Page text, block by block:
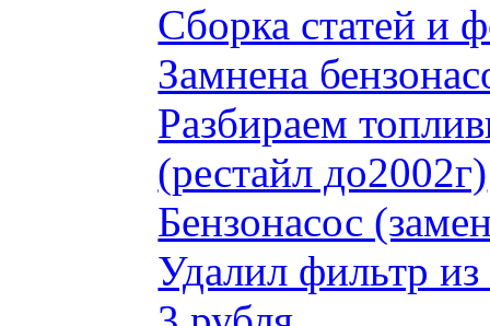
Сборка статей и
Замнена
Разбираем
(рестайл до2002г)
Бензонасос
Удалил фильтр